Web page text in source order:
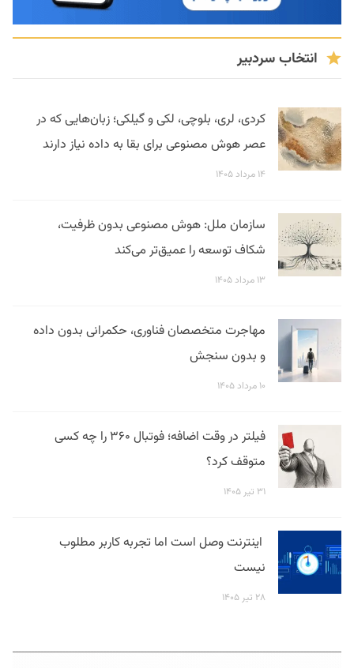
انتخاب سردبیر
کردی، لری، بلوچی، لکی و گیلکی؛ زبان‌هایی که در
عصر هوش مصنوعی برای بقا به داده نیاز دارند
۱۴ مرداد ۱۴۰۵
سازمان ملل: هوش مصنوعی بدون ظرفیت،
شکاف توسعه را عمیق‌تر می‌کند
۱۳ مرداد ۱۴۰۵
مهاجرت متخصصان فناوری، حکمرانی بدون داده
و بدون سنجش
۱۰ مرداد ۱۴۰۵
فیلتر در وقت اضافه؛ فوتبال ۳۶۰ را چه کسی
متوقف کرد؟
۳۱ تیر ۱۴۰۵
اینترنت وصل است اما تجربه کاربر مطلوب
نیست
۲۸ تیر ۱۴۰۵